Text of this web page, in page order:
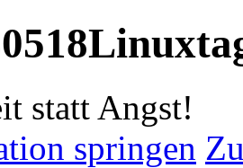
statt Angst!
springen